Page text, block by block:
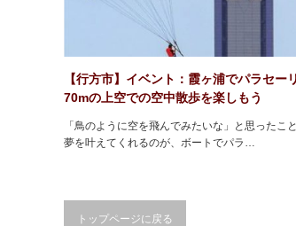
【行方市】イベント：霞ヶ浦でパラセー
70mの上空での空中散歩を楽しもう
「鳥のように空を飛んでみたいな」と思ったこ
夢を叶えてくれるのが、ボートでパラ…
トップページに戻る